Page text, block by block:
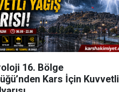
16. Bölge
Kars İçin Kuvvetli